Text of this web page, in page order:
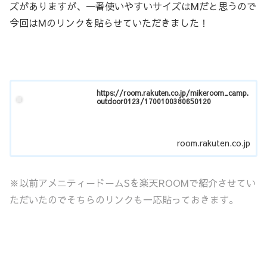
ズがありますが、一番使いやすいサイズはMだと思うので
今回はMのリンクを貼らせていただきました！
https://room.rakuten.co.jp/mikeroom_camp.
outdoor0123/1700100380650120
room.rakuten.co.jp
※以前アメニティードームSを楽天ROOMで紹介させてい
ただいたのでそちらのリンクも一応貼っておきます。